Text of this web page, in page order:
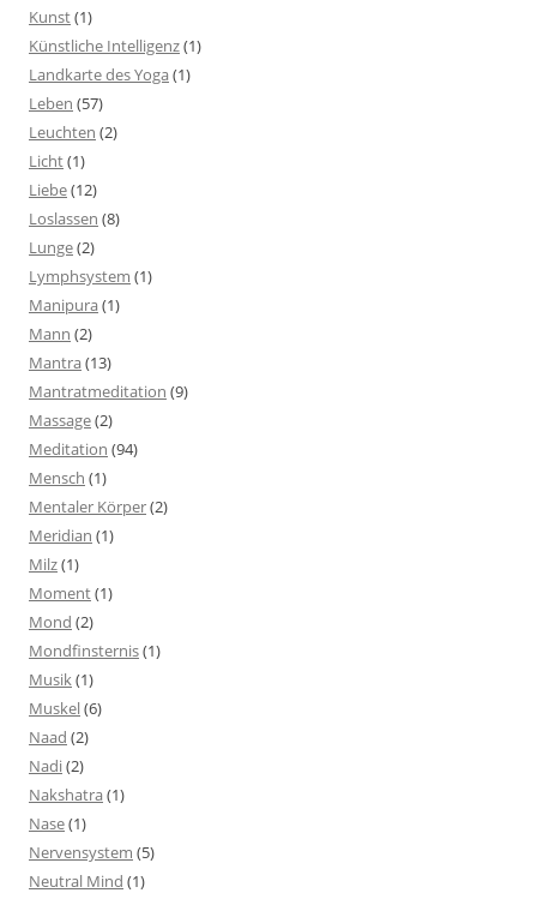
Kunst(1)
Künstliche Intelligenz(1)
Landkarte des Yoga(1)
Leben (57)
Leuchten (2)
Licht(1)
Liebe(12)
Loslassen (8)
Lunge(2)
Lymphsystem (1)
Manipura(1)
Mann (2)
Mantra(13)
Mantratmeditation (9)
Massage(2)
Meditation (94)
Mensch (1)
Mentaler Körper(2)
Meridian (1)
Milz(1)
Moment(1)
Mond (2)
Mondfinsternis(1)
Musik(1)
Muskel(6)
Naad (2)
Nadi(2)
Nakshatra(1)
Nase(1)
Nervensystem (5)
Neutral Mind (1)